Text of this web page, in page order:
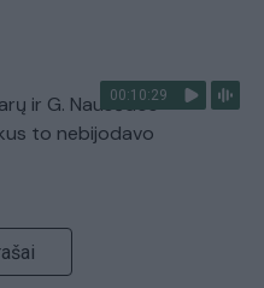
00:10:29
ir G. Nausėdos
to nebijodavo